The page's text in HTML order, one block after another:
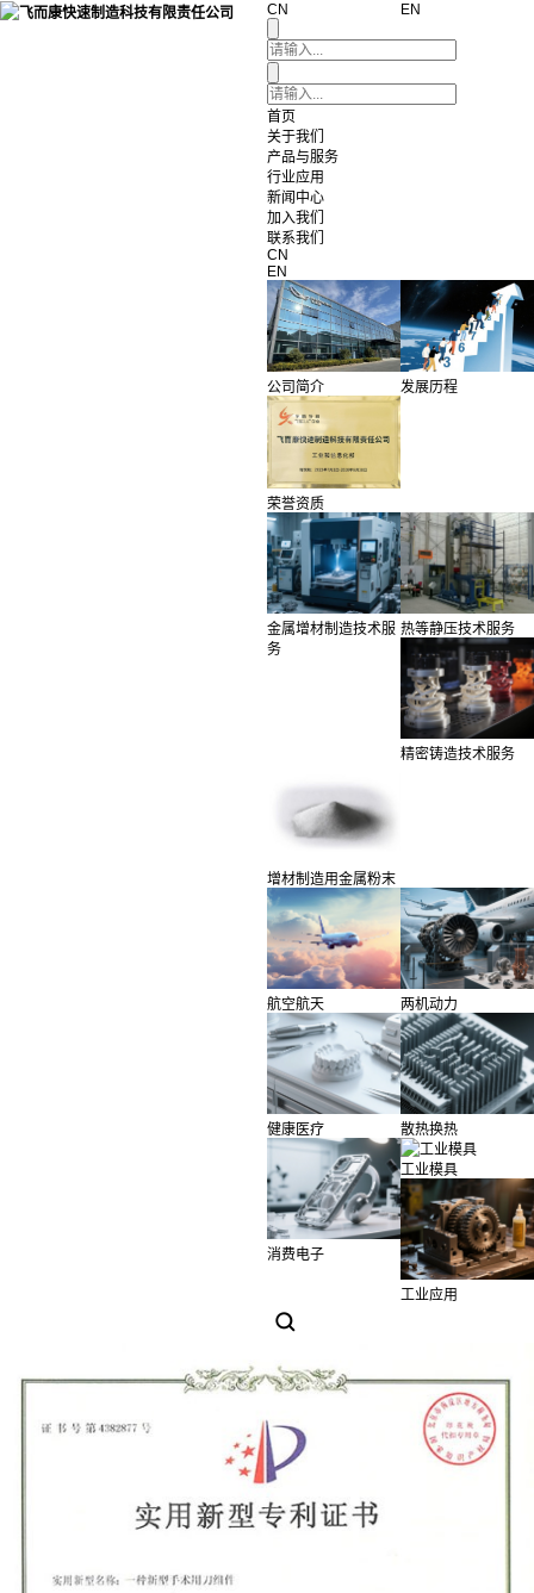
CN EN
首页
关于我们
产品与服务
行业应用
新闻中心
加入我们
联系我们
CN
EN
公司简介 发展历程
荣誉资质
金属增材制造技术服
务
热等静压技术服务
精密铸造技术服务
增材制造用金属粉末
航空航天 两机动力
健康医疗 散热换热
消费电子
工业模具
工业应用